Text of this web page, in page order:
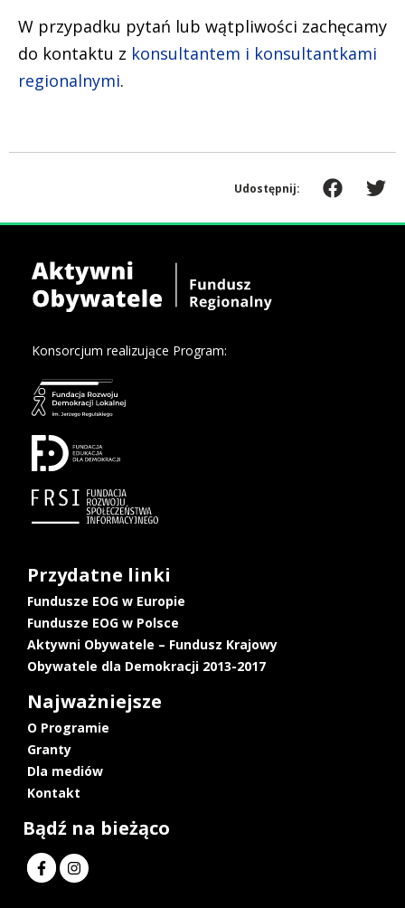
W przypadku pytań lub wątpliwości zachęcamy
do kontaktu z konsultantem i konsultantkami
regionalnymi.
Udostępnij:
Konsorcjum realizujące Program:
Przydatne linki
Fundusze EOG w Europie
Fundusze EOG w Polsce
Aktywni Obywatele – Fundusz Krajowy
Obywatele dla Demokracji 2013-2017
Najważniejsze
O Programie
Granty
Dla mediów
Kontakt
Bądź na bieżąco